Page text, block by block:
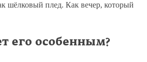
шёлковый плед. Как вечер, который
его особенным?